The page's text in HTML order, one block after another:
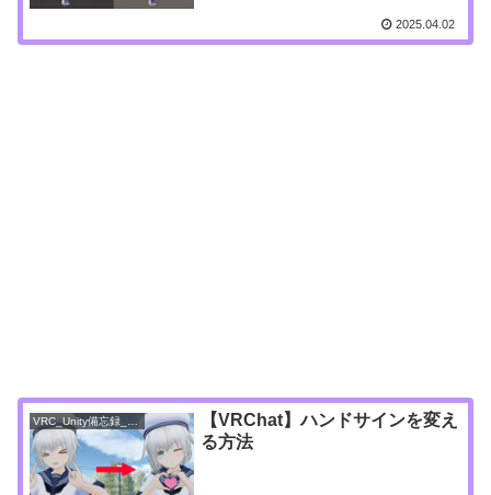
2025.04.02
VRC_Unity備忘録_アバター
【VRChat】ハンドサインを変え
る方法